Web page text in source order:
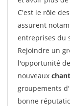
C'est le rôle des
assurent
entreprises du
Rejoindre un
l'opportunité
nouveaux
groupements
bonne